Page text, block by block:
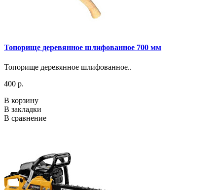
Топорище деревянное шлифованное 700 мм
Топорище деревянное шлифованное..
400 р.
В корзину
В закладки
В сравнение